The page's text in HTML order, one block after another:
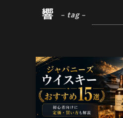
響 – tag –